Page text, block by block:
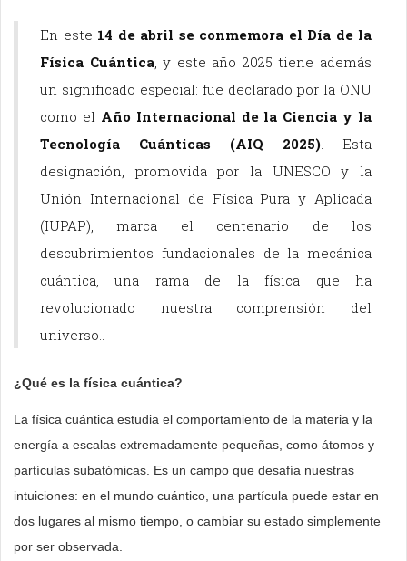
En este 14 de abril se conmemora el Día de la
Física Cuántica, y este año 2025 tiene además
un significado especial: fue declarado por la ONU
como el Año Internacional de la Ciencia y la
Tecnología Cuánticas (AIQ 2025) . Esta
designación, promovida por la UNESCO y la
Unión Internacional de Física Pura y Aplicada
(IUPAP), marca el centenario de los
descubrimientos fundacionales de la mecánica
cuántica, una rama de la física que ha
revolucionado nuestra comprensión del
universo..
¿Qué es la física cuántica?
La física cuántica estudia el comportamiento de la materia y la
energía a escalas extremadamente pequeñas, como átomos y
partículas subatómicas. Es un campo que desafía nuestras
intuiciones: en el mundo cuántico, una partícula puede estar en
dos lugares al mismo tiempo, o cambiar su estado simplemente
por ser observada.